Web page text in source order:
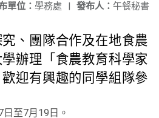
發布人： 午餐秘書
單位： 學務處 |
、團隊合作及在地食農
辦理「食農教育科學家
迎有興趣的同學組隊參
至7月19日。